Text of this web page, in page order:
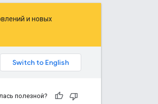
и новых
полезной?